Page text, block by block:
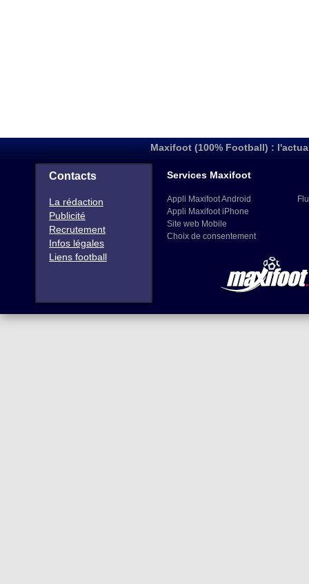
Maxifoot (100% Football) :
Contacts
La rédaction
Publicité
Recrutement
Infos légales
Liens football
Services Maxifoot
Appli Maxifoot Android
Appli Maxifoot iPhone
Site web Mobile
Choix de consentement